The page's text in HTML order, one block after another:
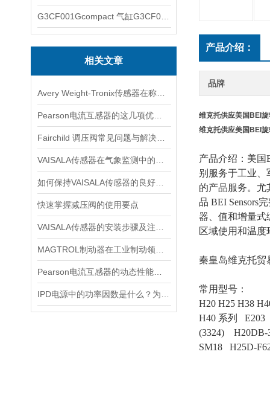
相关文章
快速掌握减压阀的使用要点
产品介绍：
品牌
维克托供应美国BEI
维克托供应美国BEI
产品介绍： 美国
别服务于工业、
的产品服务。尤
品 BEI Sensors
器、值和增量式
区域使用和温
秦皇岛维克托贸
常用型号：
H20 H25 H38
H40 系列
E203
(3324) H20DB-
SM18 H25D-